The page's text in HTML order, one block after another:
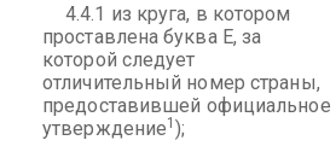
4.4.1 из круга, в котором
проставлена буква Е, за
которой следует
отличительный номер страны,
предоставившей официальное
утверждение1);